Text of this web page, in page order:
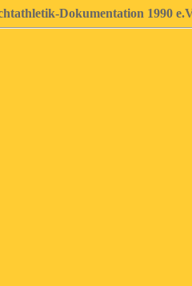
Dokumentation 1990